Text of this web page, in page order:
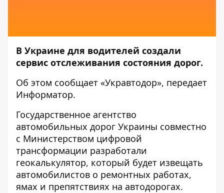
В Украине для водителей создали
сервис отслеживания состояния дорог.
Об этом сообщает «Укравтодор», передает
Информатор.
Государственное агентство
автомобильных дорог Украины совместно
с Министерством цифровой
трансформации разработали
геокалькулятор, который будет извещать
автомобилистов о ремонтных работах,
ямах и препятствиях на автодорогах.